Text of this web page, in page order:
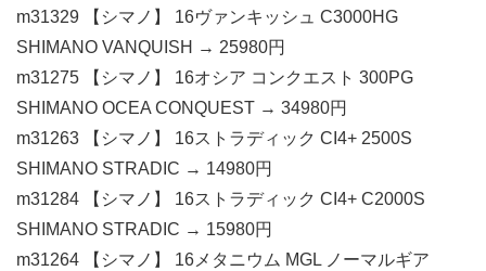
m31329 【シマノ】 16ヴァンキッシュ C3000HG
SHIMANO VANQUISH → 25980円
m31275 【シマノ】 16オシア コンクエスト 300PG
SHIMANO OCEA CONQUEST → 34980円
m31263 【シマノ】 16ストラディック CI4+ 2500S
SHIMANO STRADIC → 14980円
m31284 【シマノ】 16ストラディック CI4+ C2000S
SHIMANO STRADIC → 15980円
m31264 【シマノ】 16メタニウム MGL ノーマルギア